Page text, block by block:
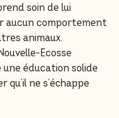
soin de lui
aucun comportement
animaux.
Ecosse
éducation solide
qu’il ne s’échappe